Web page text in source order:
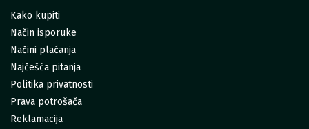
Kako kupiti
Način isporuke
Načini plaćanja
Najčešća pitanja
Politika privatnosti
Prava potrošača
Reklamacija